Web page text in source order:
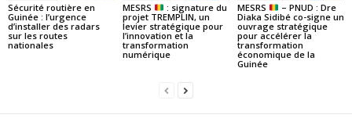
Sécurité routière en
Guinée : l’urgence
d’installer des radars
sur les routes
nationales
MESRS
: signature du
projet TREMPLIN, un
levier stratégique pour
l’innovation et la
transformation
numérique
MESRS
– PNUD : Dre
Diaka Sidibé co-signe un
ouvrage stratégique
pour accélérer la
transformation
économique de la
Guinée